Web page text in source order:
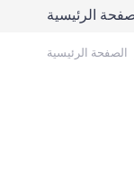
الرئيسية
الصفحة الرئيسية